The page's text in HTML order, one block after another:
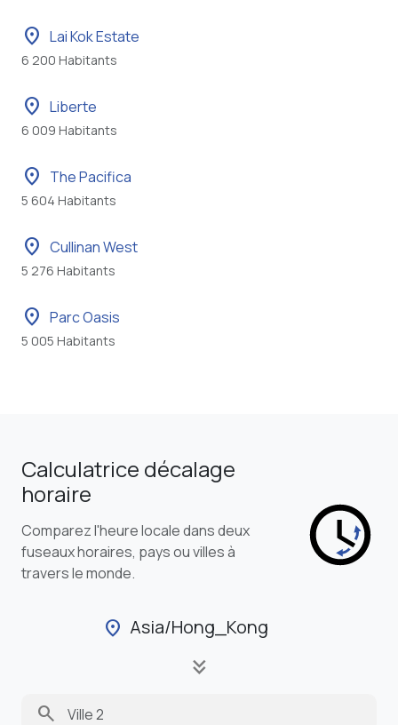
location_on Lai Kok Estate
6 200 Habitants
location_on Liberte
6 009 Habitants
location_on The Pacifica
5 604 Habitants
location_on Cullinan West
5 276 Habitants
location_on Parc Oasis
5 005 Habitants
Calculatrice décalage
horaire
Comparez l'heure locale dans deux
fuseaux horaires, pays ou villes à
travers le monde.
location_on Asia/Hong_Kong
keyboard_double_arrow_down
search